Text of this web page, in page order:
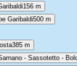
156 m
Garibaldi500 m
385 m
- Sassotetto -